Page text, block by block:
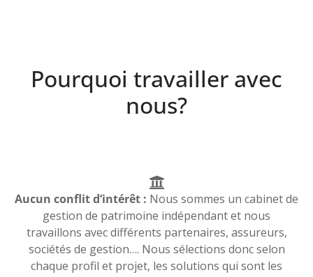
Pourquoi travailler avec
nous?
Aucun conflit d’intérêt : Nous sommes un cabinet de
gestion de patrimoine indépendant et nous
travaillons avec différents partenaires, assureurs,
sociétés de gestion…. Nous sélections donc selon
chaque profil et projet, les solutions qui sont les